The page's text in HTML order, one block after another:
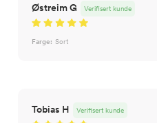
Østreim G Verifisert kunde
Farge: Sort
Tobias H Verifisert kunde